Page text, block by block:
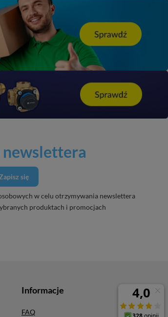
newslettera
Zapisz się
w celu otrzymywania newslettera
produktach i promocjach
Informacje
FAQ